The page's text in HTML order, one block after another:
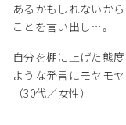
あるかもしれないか
ことを言い出し…。
自分を棚に上げた態
ような発言にモヤモ
（30代／女性）